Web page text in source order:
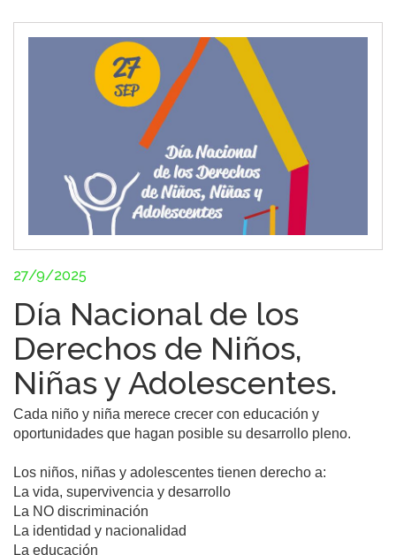
27/9/2025
Día Nacional de los
Derechos de Niños,
Niñas y Adolescentes.
Cada niño y niña merece crecer con educación y
oportunidades que hagan posible su desarrollo pleno.
Los niños, niñas y adolescentes tienen derecho a:
La vida, supervivencia y desarrollo
La NO discriminación
La identidad y nacionalidad
La educación